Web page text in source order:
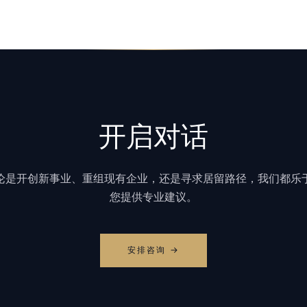
开启对话
是开创新事业、重组现有企业，还是寻求居留路径，我们都乐
您提供专业建议。
安排咨询 →